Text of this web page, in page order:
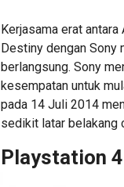
Kerjasama erat
Destiny dengan Sony
berlangsung. Sony
kesempatan untuk
pada 14 Juli 2014
sedikit latar belakang
Playstation